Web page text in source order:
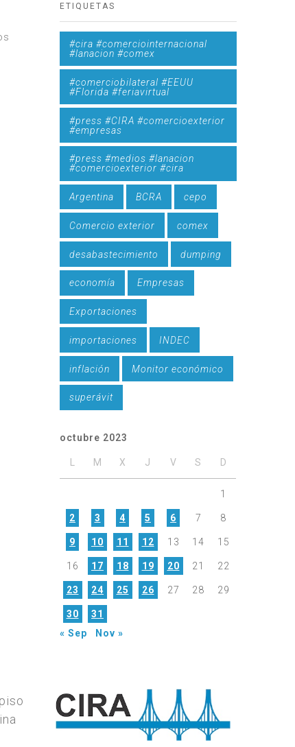
ETIQUETAS
#cira #comerciointernacional
#lanacion #comex
#comerciobilateral #EEUU
#Florida #feriavirtual
#press #CIRA #comercioexterior
#empresas
#press #medios #lanacion
#comercioexterior #cira
Argentina BCRA cepo
Comercio exterior comex
desabastecimiento dumping
economía Empresas
Exportaciones
importaciones INDEC
inflación Monitor económico
superávit
octubre 2023
L M X J V S D
1
2 3 4 5 6 7 8
9 10 11 12 13 14 15
16 17 18 19 20 21 22
23 24 25 26 27 28 29
30
31
« Sep
Nov »